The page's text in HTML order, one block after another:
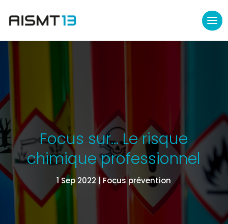
Focus sur… Le risque
chimique professionnel
1 Sep 2022 Focus prévention